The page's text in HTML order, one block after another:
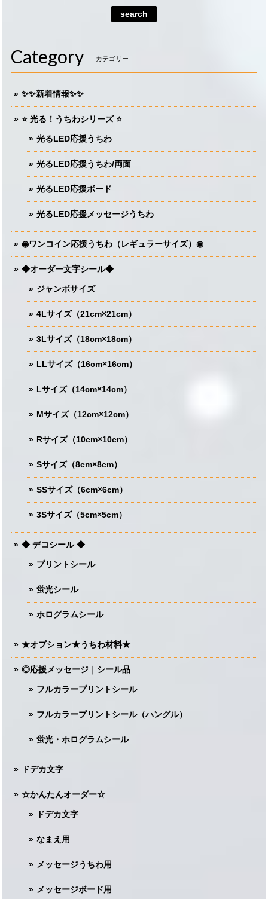
search
Category カテゴリー
✨✨新着情報✨✨
⭐️ 光る！うちわシリーズ ⭐️
光るLED応援うちわ
光るLED応援うちわ/両面
光るLED応援ボード
光るLED応援メッセージうちわ
◉ワンコイン応援うちわ（レギュラーサイズ）◉
◆オーダー文字シール◆
ジャンボサイズ
4Lサイズ（21cm×21cm）
3Lサイズ（18cm×18cm）
LLサイズ（16cm×16cm）
Lサイズ（14cm×14cm）
Mサイズ（12cm×12cm）
Rサイズ（10cm×10cm）
Sサイズ（8cm×8cm）
SSサイズ（6cm×6cm）
3Sサイズ（5cm×5cm）
◆ デコシール ◆
プリントシール
蛍光シール
ホログラムシール
★オプション★うちわ材料★
◎応援メッセージ｜シール品
フルカラープリントシール
フルカラープリントシール（ハングル）
蛍光・ホログラムシール
ドデカ文字
☆かんたんオーダー☆
ドデカ文字
なまえ用
メッセージうちわ用
メッセージボード用